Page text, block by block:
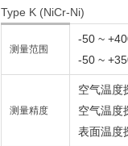
Type K (NiCr-Ni)
测量范围
-50 ~
-50 ~
测量精度
空气温度
空气温度
表面温度